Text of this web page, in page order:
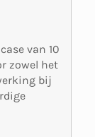
van 10
zowel het
bij